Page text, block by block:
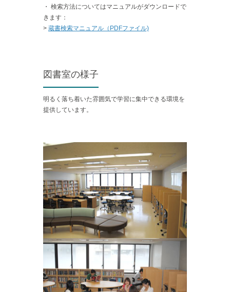
・ 検索方法についてはマニュアルがダウンロードで
きます：
> 蔵書検索マニュアル（PDFファイル)
図書室の様子
明るく落ち着いた雰囲気で学習に集中できる環境を
提供しています。